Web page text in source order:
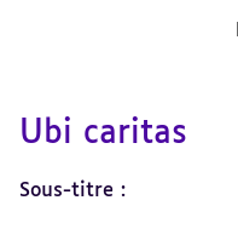
Ubi caritas
Sous-titre :